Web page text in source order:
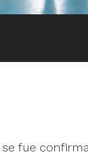
fue